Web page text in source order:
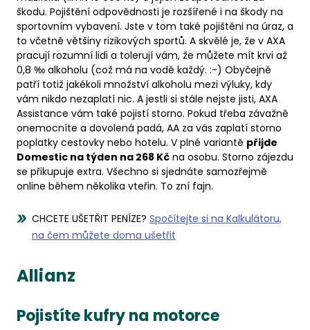
škodu. Pojištění odpovědnosti je rozšířené i na škody na
sportovním vybavení. Jste v tom také pojištěni na úraz, a
to včetně většiny rizikových sportů. A skvělé je, že v AXA
pracují rozumní lidi a tolerují vám, že můžete mít krvi až
0,8 ‰ alkoholu (což má na vodě každý. :-) Obyčejně
patří totiž jakékoli množství alkoholu mezi výluky, kdy
vám nikdo nezaplatí nic. A jestli si stále nejste jisti, AXA
Assistance vám také pojistí storno. Pokud třeba závažně
onemocníte a dovolená padá, AA za vás zaplatí storno
poplatky cestovky nebo hotelu. V plné variantě přijde
Domestic na týden na 268 Kč na osobu. Storno zájezdu
se přikupuje extra. Všechno si sjednáte samozřejmě
online během několika vteřin. To zní fajn.
CHCETE UŠETŘIT PENÍZE? Spočítejte si na Kalkulátoru,
na čem můžete doma ušetřit
Allianz
Pojistíte kufry na motorce